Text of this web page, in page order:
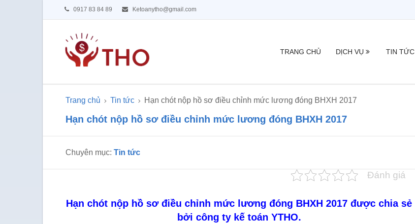
0917 83 84 89 Ketoanytho@gmail.com
TRANG CHỦ DỊCH VỤ TIN TỨC
Trang chủ Tin tức Hạn chót nộp hồ sơ điều chỉnh mức lương đóng BHXH 2017
Hạn chót nộp hồ sơ điều chỉnh mức lương đóng BHXH 2017
Chuyên mục:Tin tức
Đánh giá
Hạn chót nộp hồ sơ điều chỉnh mức lương đóng BHXH 2017 được chia sẻ
bởi công ty kế toán YTHO.